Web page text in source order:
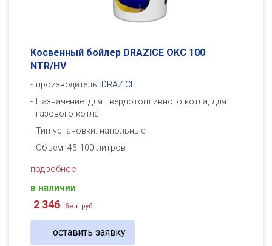
Косвенный бойлер DRAZICE OKC 100
NTR/HV
производитель: DRAZICE
Назначение: для твердотопливного котла, для
газового котла
Тип установки: напольные
Объем: 45-100 литров
подробнее
в наличии
2 346 бел. руб.
оставить заявку